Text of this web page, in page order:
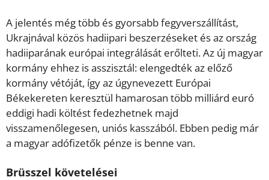
A jelentés még több és gyorsabb fegyverszállítást,
Ukrajnával közös hadiipari beszerzéseket és az ország
hadiiparának európai integrálását erőlteti. Az új magyar
kormány ehhez is asszisztál: elengedték az előző
kormány vétóját, így az úgynevezett Európai
Békekereten keresztül hamarosan több milliárd euró
eddigi hadi költést fedezhetnek majd
visszamenőlegesen, uniós kasszából. Ebben pedig már
a magyar adófizetők pénze is benne van.
Brüsszel követelései